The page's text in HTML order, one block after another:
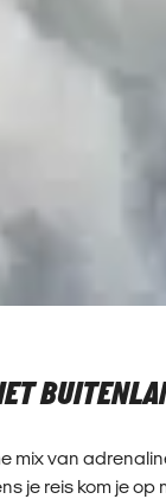
mix van
je reis kom je op